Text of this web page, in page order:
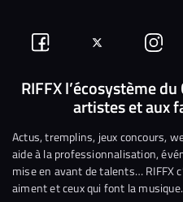
Suivez-
nous
Facebook
Suivez-
nous
sur
Twitter
Nous
sur
RIFFX l’écosystème
artistes et aux
Actus, tremplins, jeux concours,
aide à la professionnalisation,
mise en avant de talents… RIFFX
aiment et ceux qui font la